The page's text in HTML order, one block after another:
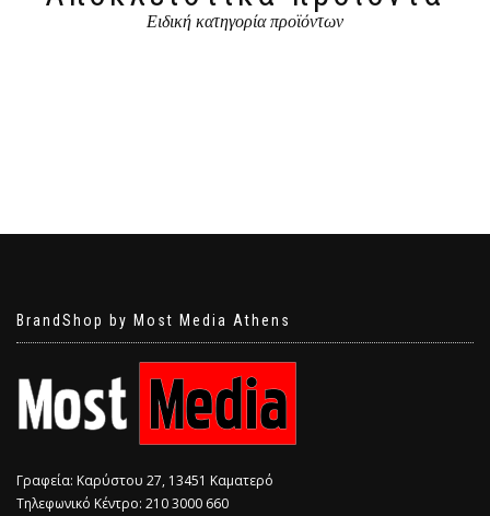
Ειδική κατηγορία προϊόντων
BrandShop by Most Media Athens
Γραφεία: Καρύστου 27, 13451 Καματερό
Τηλεφωνικό Κέντρο: 210 3000 660